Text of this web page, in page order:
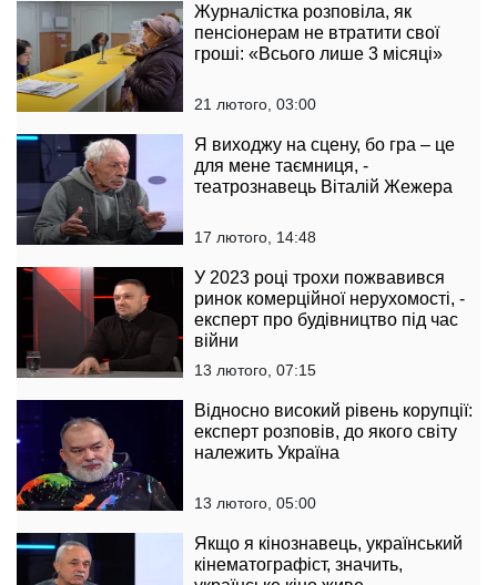
Журналістка розповіла, як
пенсіонерам не втратити свої
гроші: «Всього лише 3 місяці»
21 лютого, 03:00
Я виходжу на сцену, бо гра – це
для мене таємниця, -
театрознавець Віталій Жежера
17 лютого, 14:48
У 2023 році трохи пожвавився
ринок комерційної нерухомості, -
експерт про будівництво під час
війни
13 лютого, 07:15
Відносно високий рівень корупції:
експерт розповів, до якого світу
належить Україна
13 лютого, 05:00
Якщо я кінознавець, український
кінематографіст, значить,